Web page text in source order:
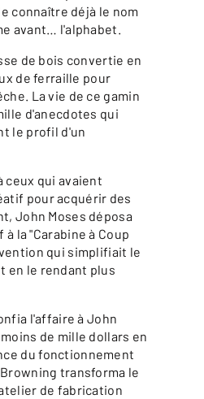
connaître déjà le nom
avant… l'alphabet.
de bois convertie en
de ferraille pour
La vie de ce gamin
d'anecdotes qui
le profil d'un
ceux qui avaient
pour acquérir des
John Moses déposa
la "Carabine à Coup
qui simplifiait le
en le rendant plus
l'affaire à John
de mille dollars en
du fonctionnement
transforma le
de fabrication